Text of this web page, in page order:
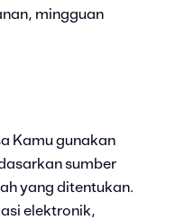
mingguan
Kamu gunakan
sumber
yang ditentukan.
elektronik,